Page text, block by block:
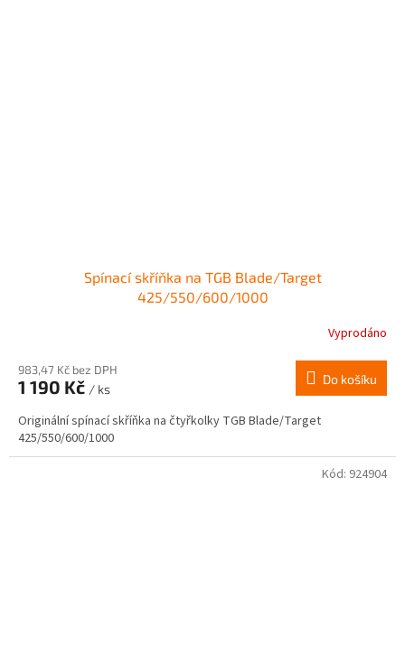
Spínací skříňka na TGB Blade/Target
425/550/600/1000
Vyprodáno
983,47 Kč bez DPH
1 190 Kč / ks
Do košíku
Originální spínací skříňka na čtyřkolky TGB Blade/Target
425/550/600/1000
Kód: 924904